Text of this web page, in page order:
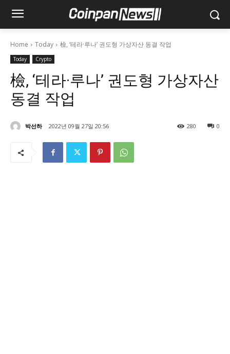
Home Today 檢, ‘테라·루나’ 권도형 가상자산 동결 작업
Today Crypto
檢, ‘테라·루나’ 권도형 가상자산
동결 작업
박선하 2022년 09월 27일 20:56 0
280